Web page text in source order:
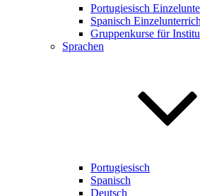
Portugiesisch
Spanisch
Gruppenkurse für
Sprachen
Portugiesisch
Spanisch
Deutsch